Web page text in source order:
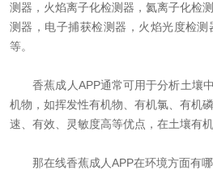
测器，火焰离子化检测器，氦离子化检
测器，电子捕获检测器，火焰光度检
等。
香蕉成人APP通常可用于分析土壤中
机物，如挥发性有机物、有机氯、有机
速、有效、灵敏度高等优点，在土壤有
那在线香蕉成人APP在环境方面有哪